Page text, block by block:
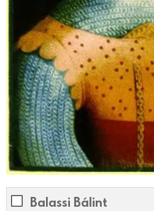
Balassi Bálint